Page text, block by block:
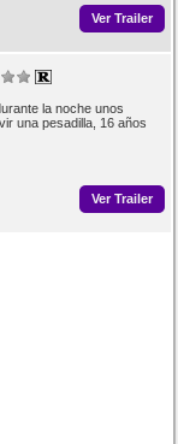
Ver Trailer
la noche unos
una pesadilla, 16 años
Ver Trailer